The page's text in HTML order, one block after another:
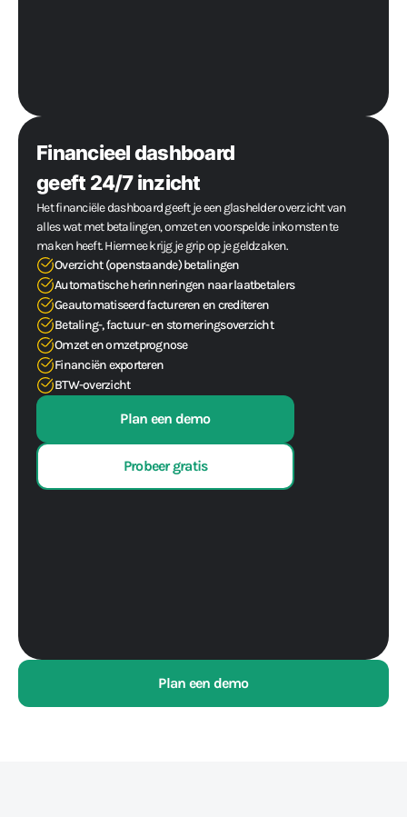
Financieel dashboard
geeft 24/7 inzicht
Het financiële dashboard geeft je een glashelder overzicht van
alles wat met betalingen, omzet en voorspelde inkomsten te
maken heeft. Hiermee krijg je grip op je geldzaken.
Overzicht (openstaande) betalingen
Automatische herinneringen naar laatbetalers
Geautomatiseerd factureren en crediteren
Betaling-, factuur- en storneringsoverzicht
Omzet en omzetprognose
Financiën exporteren
BTW-overzicht
Plan een demo
Probeer gratis
Plan een demo